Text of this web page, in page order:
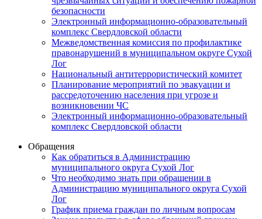
безопасности
Электронный информационно-образовательный
комплекс Cвердловской области
Межведомственная комиссия по профилактике
правонарушений в муниципальном округе Сухой
Лог
Национальный антитеррористический комитет
Планирование мероприятий по эвакуации и
рассредоточению населения при угрозе и
возникновении ЧС
Электронный информационно-образовательный
комплекс Свердловской области
Обращения
Как обратиться в Администрацию
муниципального округа Сухой Лог
Что необходимо знать при обращении в
Администрацию муниципального округа Сухой
Лог
График приема граждан по личным вопросам